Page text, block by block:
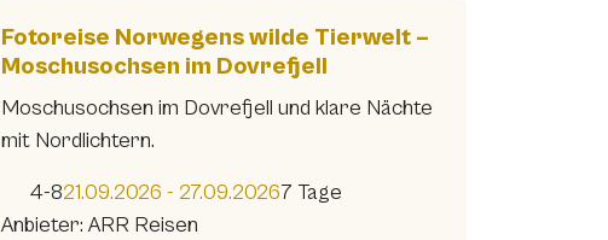
Fotoreise Norwegens wilde Tierwelt –
Moschusochsen im Dovrefjell
Moschusochsen im Dovrefjell und klare Nächte
mit Nordlichtern.
4-821.09.2026 - 27.09.20267 Tage
Anbieter: ARR Reisen